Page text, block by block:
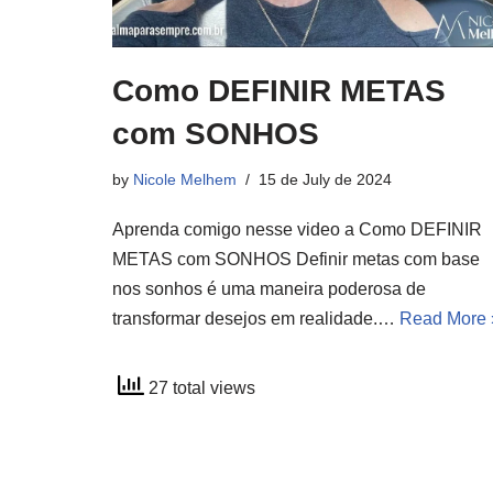
Como DEFINIR METAS
com SONHOS
by Nicole Melhem 15 de July de 2024
Aprenda comigo nesse video a Como DEFINIR
METAS com SONHOS Definir metas com base
nos sonhos é uma maneira poderosa de
transformar desejos em realidade.… Read More
27 total views